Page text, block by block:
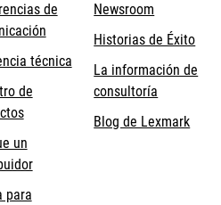
de
técnicase
abre
de
un
para
Newsroom
Historias de Éxito
La información de
consultoría
Blog de Lexmark